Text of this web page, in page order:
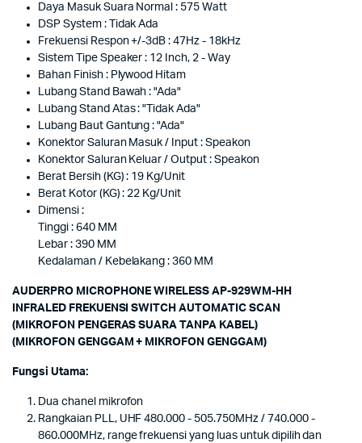
Daya Masuk Suara Normal : 575 Watt
DSP System : Tidak Ada
Frekuensi Respon +/-3dB : 47Hz - 18kHz
Sistem Tipe Speaker : 12 Inch, 2 - Way
Bahan Finish : Plywood Hitam
Lubang Stand Bawah : "Ada"
Lubang Stand Atas : "Tidak Ada"
Lubang Baut Gantung : "Ada"
Konektor Saluran Masuk / Input : Speakon
Konektor Saluran Keluar / Output : Speakon
Berat Bersih (KG) : 19 Kg/Unit
Berat Kotor (KG) : 22 Kg/Unit
Dimensi :
Tinggi : 640 MM
Lebar : 390 MM
Kedalaman / Kebelakang : 360 MM
AUDERPRO MICROPHONE WIRELESS AP-929WM-HH
INFRALED FREKUENSI SWITCH AUTOMATIC SCAN
(MIKROFON PENGERAS SUARA TANPA KABEL)
(MIKROFON GENGGAM + MIKROFON GENGGAM)
Fungsi Utama:
Dua chanel mikrofon
Rangkaian PLL, UHF 480.000 - 505.750MHz / 740.000 -
860.000MHz, range frekuensi yang luas untuk dipilih dan